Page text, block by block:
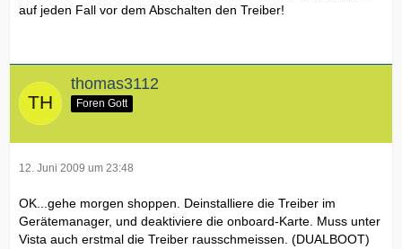
auf jeden Fall vor dem Abschalten den Treiber!
thomas3112
Foren Gott
12. Juni 2009 um 23:48
OK...gehe morgen shoppen. Deinstalliere die Treiber im
Gerätemanager, und deaktiviere die onboard-Karte. Muss unter
Vista auch erstmal die Treiber rausschmeissen. (DUALBOOT)